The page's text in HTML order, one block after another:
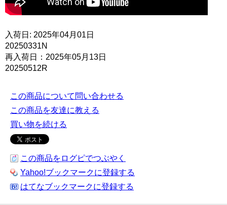
入荷日: 2025年04月01日
20250331N
再入荷日：2025年05月13日
20250512R
この商品について問い合わせる
この商品を友達に教える
買い物を続ける
この商品をログピでつぶやく
Yahoo!ブックマークに登録する
はてなブックマークに登録する